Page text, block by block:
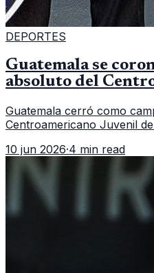
DEPORTES
Guatemala se
absoluto del
Guatemala cerró como
Centroamericano Juvenil
cobertura oficial difundida
10 jun 2026·4 min read